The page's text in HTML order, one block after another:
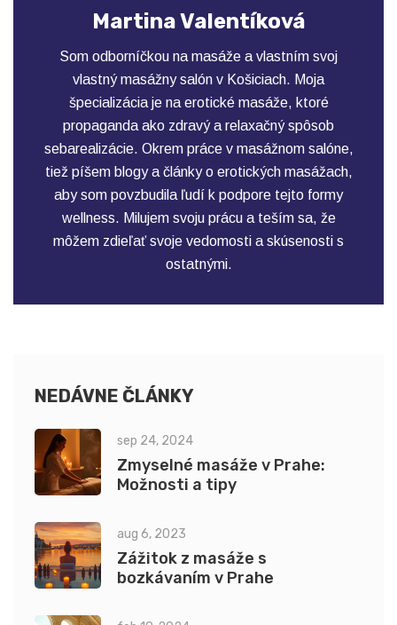
Martina Valentíková
Som odborníčkou na masáže a vlastním svoj
vlastný masážny salón v Košiciach. Moja
špecializácia je na erotické masáže, ktoré
propaganda ako zdravý a relaxačný spôsob
sebarealizácie. Okrem práce v masážnom salóne,
tiež píšem blogy a články o erotických masážach,
aby som povzbudila ľudí k podpore tejto formy
wellness. Milujem svoju prácu a teším sa, že
môžem zdieľať svoje vedomosti a skúsenosti s
ostatnými.
NEDÁVNE ČLÁNKY
sep 24, 2024
Zmyselné masáže v Prahe:
Možnosti a tipy
aug 6, 2023
Zážitok z masáže s
bozkávaním v Prahe